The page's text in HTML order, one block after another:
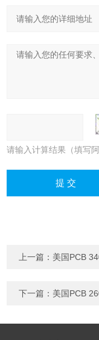
请输入计算结果（填写
上一篇： 美国PCB
下一篇： 美国PCB